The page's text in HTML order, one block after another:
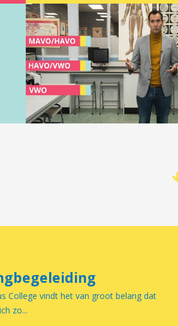
College vindt het van groot belang dat
zo...